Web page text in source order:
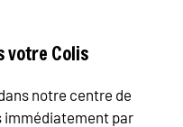
votre Colis
notre centre de
immédiatement par